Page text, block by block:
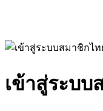
เข้าสู่ระบบ